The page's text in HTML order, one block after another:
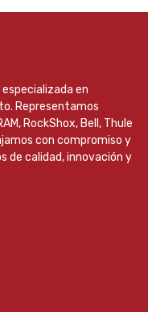
especializada en
Representamos
RockShox, Bell, Thule
con compromiso y
de calidad, innovación y